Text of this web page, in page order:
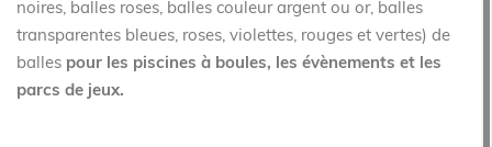
noires, balles roses, balles couleur argent ou or, balles
transparentes bleues, roses, violettes, rouges et vertes) de
balles pour les piscines à boules, les évènements et les
parcs de jeux.